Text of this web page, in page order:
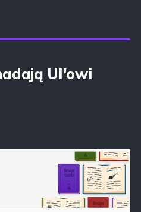
UI'owi